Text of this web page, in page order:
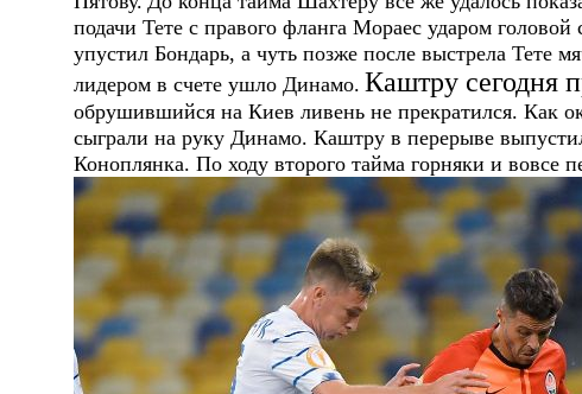
подачи Тете с правого фланга Мораес ударом
упустил Бондарь, а чуть позже после выстрела Тете
лидером в счете ушло Динамо. Каштру сегодня
обрушившийся на Киев ливень не прекратился. Как
сыграли на руку Динамо. Каштру в перерыве
Коноплянка. По ходу второго тайма горняки и вовсе